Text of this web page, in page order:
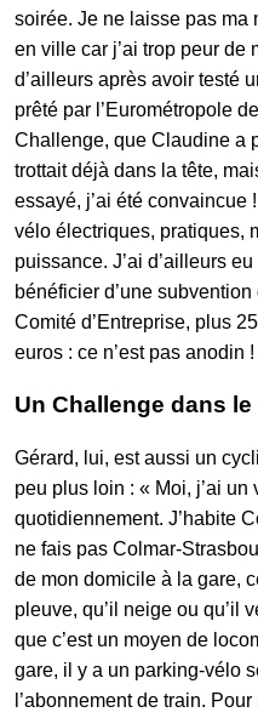
soirée. Je ne laisse pas ma
en ville car j’ai trop peur de
d’ailleurs après avoir testé
prêté par l’Eurométropole
Challenge, que Claudine a
trottait déjà dans la tête,
essayé, j’ai été convaincue
vélo électriques, pratiques,
puissance. J’ai d’ailleurs
bénéficier d’une
Comité d’Entreprise, plus
euros : ce n’est pas anodin !
Un Challenge dans
Gérard, lui, est aussi un
peu plus loin : « Moi, j’ai
quotidiennement. J’habite
ne fais pas Colmar-
de mon domicile à la gare,
pleuve, qu’il neige ou qu’il
que c’est un moyen de
gare, il y a un parking-vélo
l’abonnement de train.